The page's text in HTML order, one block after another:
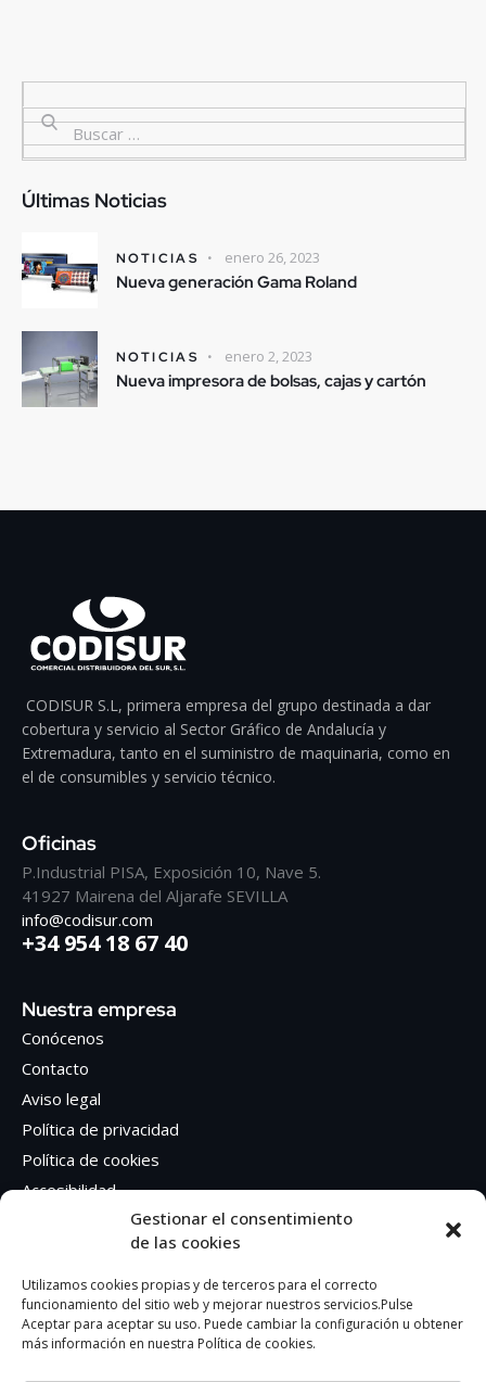
Gestionar el consentimiento
de las cookies
Utilizamos cookies propias y de terceros para el correcto
funcionamiento del sitio web y mejorar nuestros servicios.Pulse
Aceptar para aceptar su uso. Puede cambiar la configuración u obtener
más información en nuestra Política de cookies.
Últimas Noticias
NOTICIAS enero 26, 2023
Nueva generación Gama Roland
NOTICIAS enero 2, 2023
Nueva impresora de bolsas, cajas y cartón
CODISUR S.L, primera empresa del grupo destinada a dar
cobertura y servicio al Sector Gráfico de Andalucía y
Extremadura, tanto en el suministro de maquinaria, como en
el de consumibles y servicio técnico.
Oficinas
P.Industrial PISA, Exposición 10, Nave 5.
41927 Mairena del Aljarafe SEVILLA
info@codisur.com
+34 954 18 67 40
Nuestra empresa
Conócenos
Contacto
Aviso legal
Política de privacidad
Política de cookies
Accesibilidad
Síguenos en Redes sociales
Facebook
Instagram